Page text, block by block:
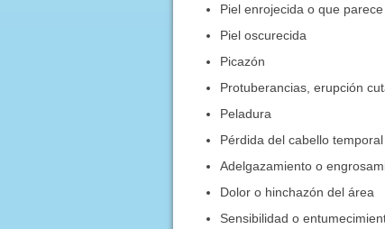
Piel enrojecida o que
Piel oscurecida
Picazón
Protuberancias, erupción
Peladura
Pérdida del cabello
Adelgazamiento o
Dolor o hinchazón del área
Sensibilidad o